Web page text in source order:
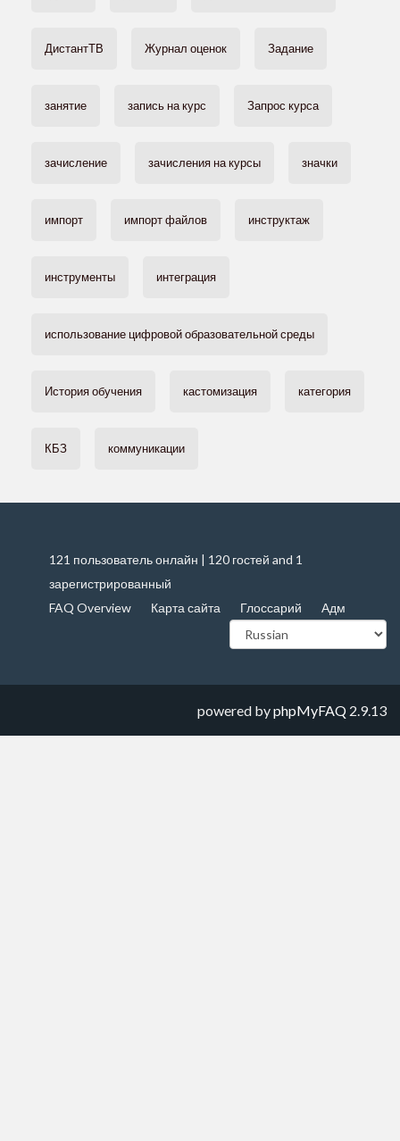
ДистантТВ Журнал оценок Задание
занятие запись на курс Запрос курса
зачисление зачисления на курсы значки
импорт импорт файлов инструктаж
инструменты интеграция
использование цифровой образовательной среды
История обучения кастомизация категория
КБЗ коммуникации
121 пользователь онлайн | 120 гостей and 1
зарегистрированный
FAQ Overview
Карта сайта Глоссарий Адм
powered byphpMyFAQ 2.9.13